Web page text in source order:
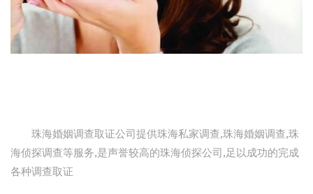
珠海婚姻调查取证公司提供珠海私家调查,珠海婚姻调查,珠
海侦探调查等服务,是声誉较高的珠海侦探公司,足以成功的完成
各种调查取证